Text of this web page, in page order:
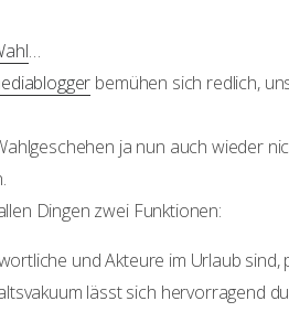
…
bemühen sich redlich,
ja nun auch wieder
Dingen zwei Funktionen:
und Akteure im Urlaub
lässt sich hervorragend